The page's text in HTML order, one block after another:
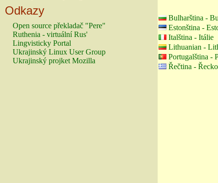
Odkazy
Open source překladač "Pere"
Ruthenia - virtuální Rus'
Lingvisticky Portal
Ukrajinský Linux User Group
Ukrajinský projket Mozilla
Bulharština -
Estonština -
Italština - Itálie
Lithuanian -
Portugalština -
Řečtina - Řecko